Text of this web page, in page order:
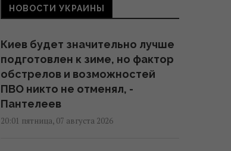
НОВОСТИ УКРАИНЫ
Киев будет значительно лучше
подготовлен к зиме, но фактор
обстрелов и возможностей
ПВО никто не отменял, -
Пантелеев
20:01 пятница, 07 августа 2026